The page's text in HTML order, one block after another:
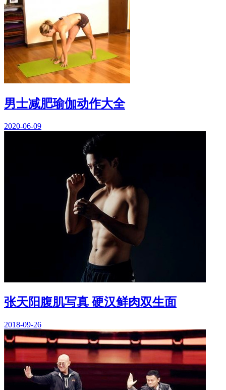
男士减肥瑜伽动作大全
2020-06-09
张天阳腹肌写真 硬汉鲜肉双生面
2018-09-26